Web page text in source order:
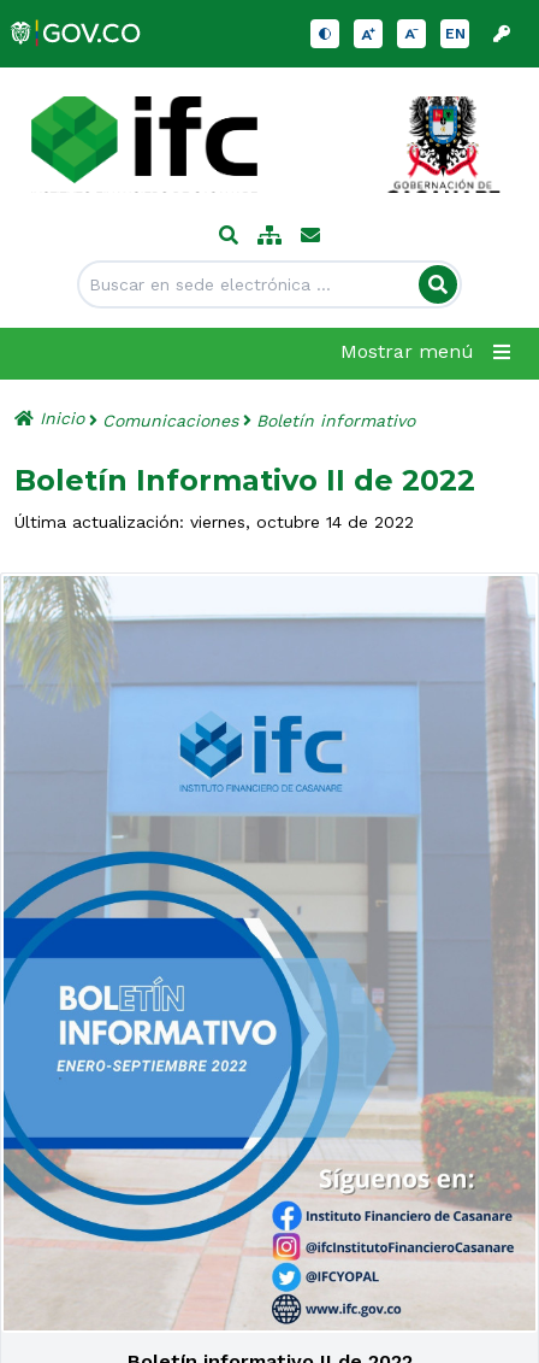
EN
Mostrar menú
Inicio Comunicaciones Boletín informativo
Boletín Informativo II de 2022
Última actualización: viernes, octubre 14 de 2022